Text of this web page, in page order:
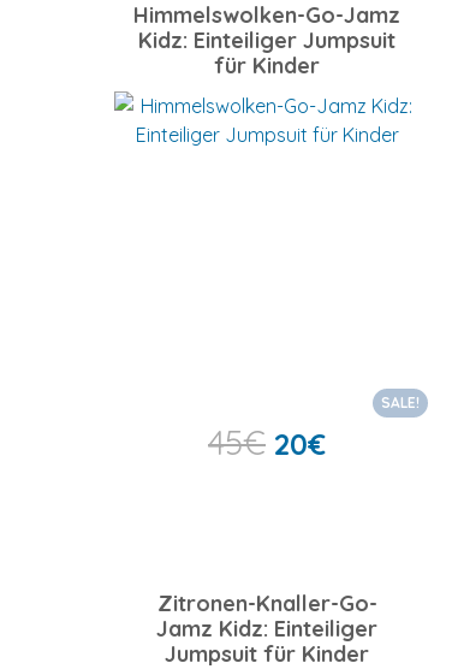
Himmelswolken-Go-Jamz
Kidz: Einteiliger Jumpsuit
für Kinder
SALE!
45€ 20€
Zitronen-Knaller-Go-
Jamz Kidz: Einteiliger
Jumpsuit für Kinder